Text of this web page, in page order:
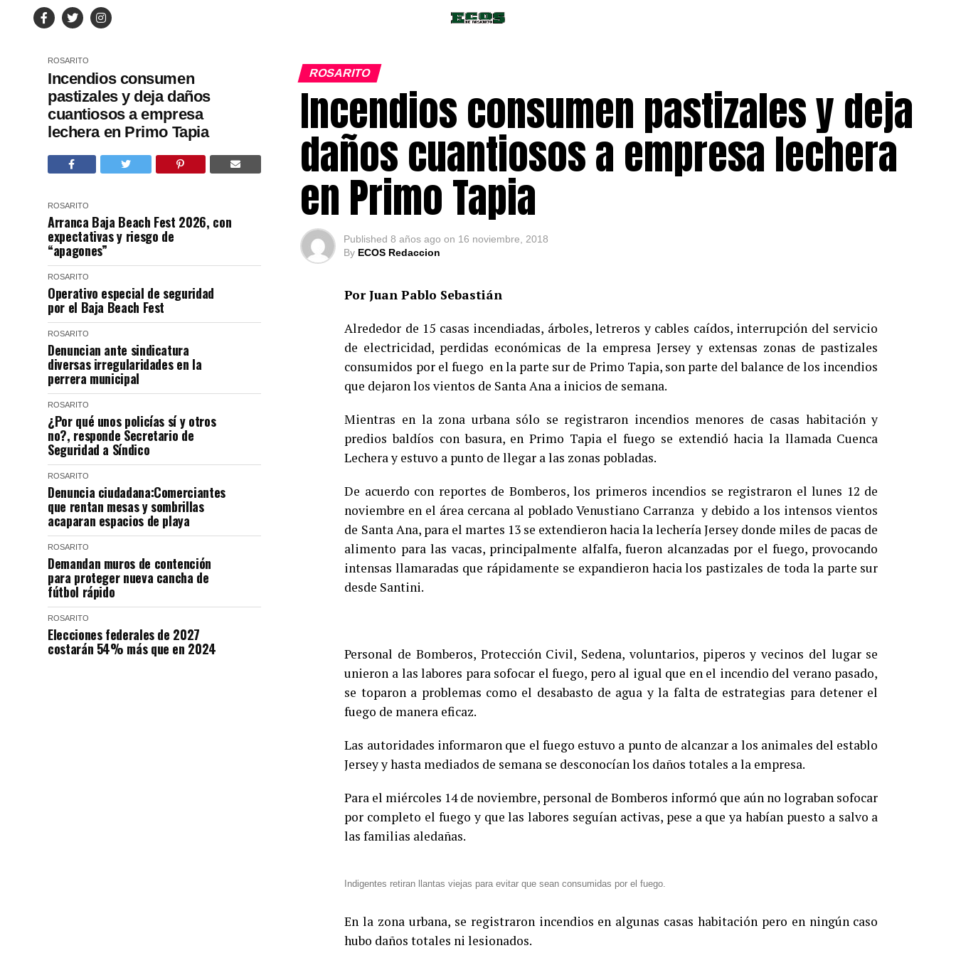
ROSARITO
Incendios consumen
pastizales y deja daños
cuantiosos a empresa
lechera en Primo Tapia
ROSARITO
Arranca Baja Beach Fest 2026, con
expectativas y riesgo de
“apagones”
ROSARITO
Operativo especial de seguridad
por el Baja Beach Fest
ROSARITO
Denuncian ante sindicatura
diversas irregularidades en la
perrera municipal
ROSARITO
¿Por qué unos policías sí y otros
no?, responde Secretario de
Seguridad a Síndico
ROSARITO
Denuncia ciudadana:Comerciantes
que rentan mesas y sombrillas
acaparan espacios de playa
ROSARITO
Demandan muros de contención
para proteger nueva cancha de
fútbol rápido
ROSARITO
Elecciones federales de 2027
costarán 54% más que en 2024
ROSARITO
Incendios consumen pastizales y deja
daños cuantiosos a empresa lechera
en Primo Tapia
Published 8 años ago on 16 noviembre, 2018
By ECOS Redaccion
Por Juan Pablo Sebastián
Alrededor de 15 casas incendiadas, árboles, letreros y cables caídos, interrupción del servicio
de electricidad, perdidas económicas de la empresa Jersey y extensas zonas de pastizales
consumidos por el fuego en la parte sur de Primo Tapia, son parte del balance de los incendios
que dejaron los vientos de Santa Ana a inicios de semana.
Mientras en la zona urbana sólo se registraron incendios menores de casas habitación y
predios baldíos con basura, en Primo Tapia el fuego se extendió hacia la llamada Cuenca
Lechera y estuvo a punto de llegar a las zonas pobladas.
De acuerdo con reportes de Bomberos, los primeros incendios se registraron el lunes 12 de
noviembre en el área cercana al poblado Venustiano Carranza y debido a los intensos vientos
de Santa Ana, para el martes 13 se extendieron hacia la lechería Jersey donde miles de pacas de
alimento para las vacas, principalmente alfalfa, fueron alcanzadas por el fuego, provocando
intensas llamaradas que rápidamente se expandieron hacia los pastizales de toda la parte sur
desde Santini.
Personal de Bomberos, Protección Civil, Sedena, voluntarios, piperos y vecinos del lugar se
unieron a las labores para sofocar el fuego, pero al igual que en el incendio del verano pasado,
se toparon a problemas como el desabasto de agua y la falta de estrategias para detener el
fuego de manera eficaz.
Las autoridades informaron que el fuego estuvo a punto de alcanzar a los animales del establo
Jersey y hasta mediados de semana se desconocían los daños totales a la empresa.
Para el miércoles 14 de noviembre, personal de Bomberos informó que aún no lograban sofocar
por completo el fuego y que las labores seguían activas, pese a que ya habían puesto a salvo a
las familias aledañas.
Indigentes retiran llantas viejas para evitar que sean consumidas por el fuego.
En la zona urbana, se registraron incendios en algunas casas habitación pero en ningún caso
hubo daños totales ni lesionados.